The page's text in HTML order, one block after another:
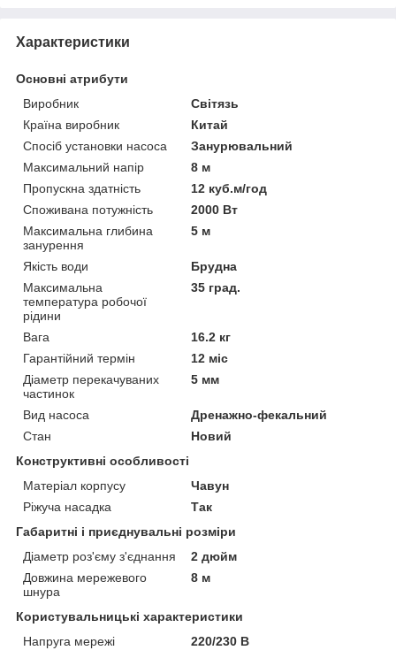
Характеристики
Основні атрибути
Виробник
Світязь
Країна виробник
Китай
Спосіб установки насоса
Занурювальний
Максимальний напір
8 м
Пропускна здатність
12 куб.м/год
Споживана потужність
2000 Вт
Максимальна глибина
занурення
5 м
Якість води
Брудна
Максимальна
температура робочої
рідини
35 град.
Вага
16.2 кг
Гарантійний термін
12 міс
Діаметр перекачуваних
частинок
5 мм
Вид насоса
Дренажно-фекальний
Стан
Новий
Конструктивні особливості
Матеріал корпусу
Чавун
Ріжуча насадка
Так
Габаритні і приєднувальні розміри
Діаметр роз'єму з'єднання
2 дюйм
Довжина мережевого
шнура
8 м
Користувальницькі характеристики
Напруга мережі
220/230 В